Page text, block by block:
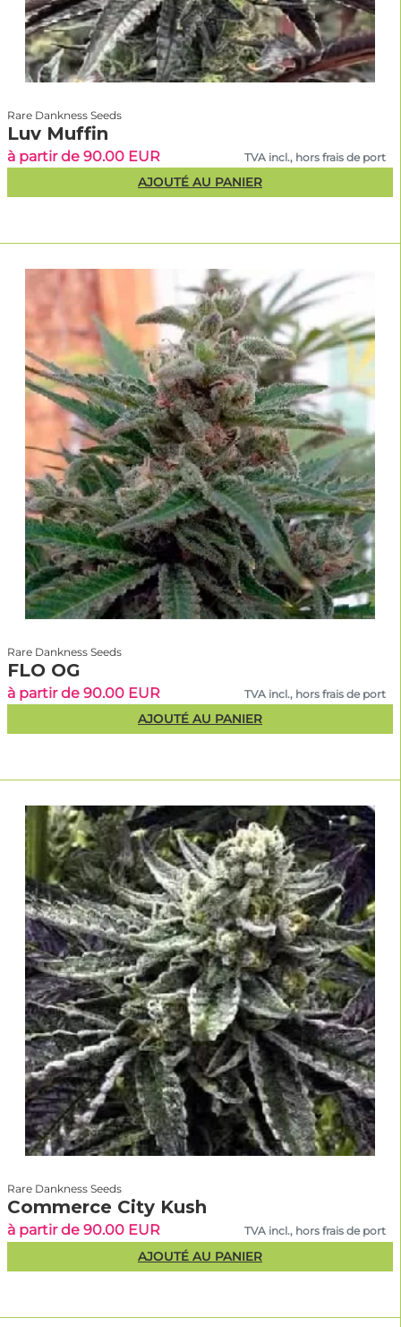
Rare Dankness Seeds
Luv Muffin
à partir de 90.00 EUR TVA incl., hors frais de port
AJOUTÉ AU PANIER
Rare Dankness Seeds
FLO OG
à partir de 90.00 EUR TVA incl., hors frais de port
AJOUTÉ AU PANIER
Rare Dankness Seeds
Commerce City Kush
à partir de 90.00 EUR TVA incl., hors frais de port
AJOUTÉ AU PANIER